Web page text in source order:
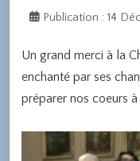
Publication : 14
Un grand merci à la
enchanté par ses
préparer nos coeurs